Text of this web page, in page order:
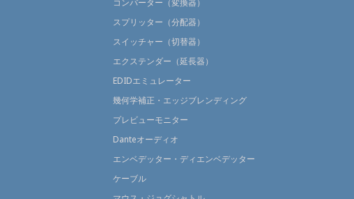
コンバーター（変換器）
スプリッター（分配器）
スイッチャー（切替器）
エクステンダー（延長器）
EDIDエミュレーター
幾何学補正・エッジブレンディング
プレビューモニター
Danteオーディオ
エンベデッター・ディエンベデッター
ケーブル